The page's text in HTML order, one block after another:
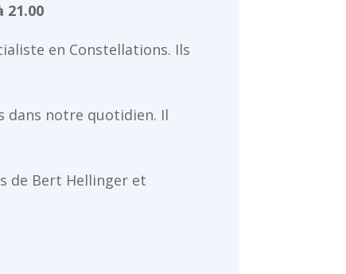
21.00
en Constellations. Ils
dans notre quotidien. Il
de Bert Hellinger et